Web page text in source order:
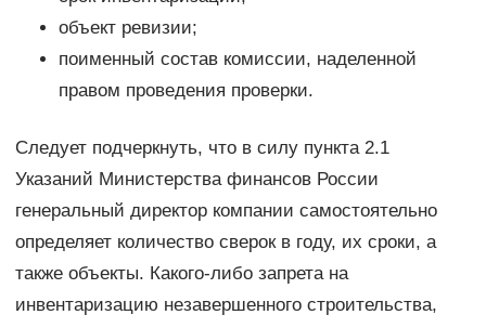
объект ревизии;
поименный состав комиссии, наделенной
правом проведения проверки.
Следует подчеркнуть, что в силу пункта 2.1
Указаний Министерства финансов России
генеральный директор компании самостоятельно
определяет количество сверок в году, их сроки, а
также объекты. Какого-либо запрета на
инвентаризацию незавершенного строительства,